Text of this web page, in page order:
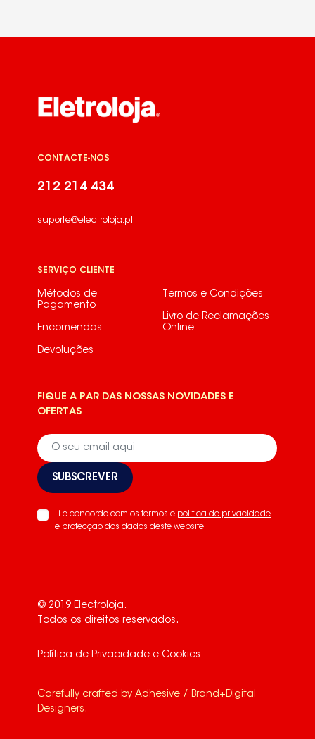
CONTACTE-NOS
212 214 434
suporte@electroloja.pt
SERVIÇO CLIENTE
Métodos de
Pagamento
Encomendas
Devoluções
Termos e Condições
Livro de Reclamações
Online
FIQUE A PAR DAS NOSSAS NOVIDADES E
OFERTAS
SUBSCREVER
Li e concordo com os termos e politica de privacidade
e protecção dos dados deste website.
© 2019 Electroloja.
Todos os direitos reservados.
Política de Privacidade e Cookies
Carefully crafted byAdhesive / Brand+Digital
Designers .